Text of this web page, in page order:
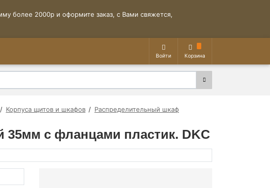
более 2000р и оформите заказ, с Вами свяжется,
Войти Корзина
Корпуса щитов и шкафов
Распределительный шкаф
35мм с фланцами пластик. DKC